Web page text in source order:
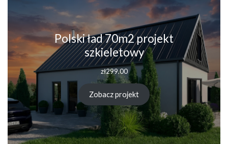
Polski ład 70m2 projekt
szkieletowy
zł299.00
Zobacz projekt